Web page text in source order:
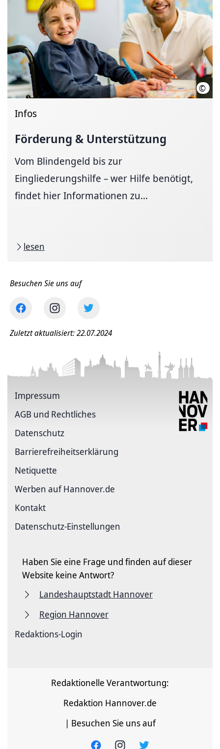
©
Infos
Förderung & Unterstützung
Vom Blindengeld bis zur
Eingliederungshilfe – wer Hilfe benötigt,
findet hier Informationen zu...
lesen
Besuchen Sie uns auf
Zuletzt aktualisiert: 22.07.2024
Impressum
AGB und Rechtliches
Datenschutz
Barriere­freiheits­erklärung
Netiquette
Werben auf Hannover.de
Kontakt
Datenschutz-Einstellungen
Haben Sie eine Frage und finden auf dieser
Website keine Antwort?
Landeshauptstadt Hannover
Region Hannover
Redaktions-Login
Redaktionelle Verantwortung:
Redaktion Hannover.de
| Besuchen Sie uns auf